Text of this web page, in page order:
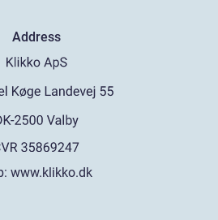
Address
www.klikko.dk